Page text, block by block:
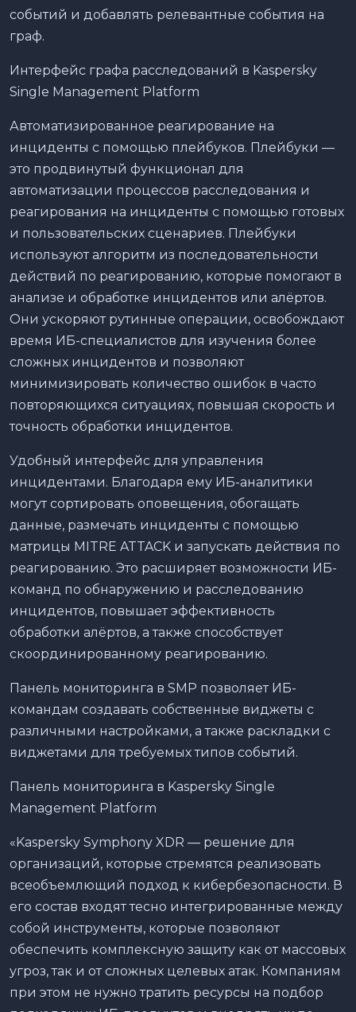
событий и добавлять релевантные события на
граф.
Интерфейс графа расследований в Kaspersky
Single Management Platform
Автоматизированное реагирование на
инциденты с помощью плейбуков. Плейбуки —
это продвинутый функционал для
автоматизации процессов расследования и
реагирования на инциденты с помощью готовых
и пользовательских сценариев. Плейбуки
используют алгоритм из последовательности
действий по реагированию, которые помогают в
анализе и обработке инцидентов или алёртов.
Они ускоряют рутинные операции, освобождают
время ИБ-специалистов для изучения более
сложных инцидентов и позволяют
минимизировать количество ошибок в часто
повторяющихся ситуациях, повышая скорость и
точность обработки инцидентов.
Удобный интерфейс для управления
инцидентами. Благодаря ему ИБ-аналитики
могут сортировать оповещения, обогащать
данные, размечать инциденты с помощью
матрицы MITRE ATTACK и запускать действия по
реагированию. Это расширяет возможности ИБ-
команд по обнаружению и расследованию
инцидентов, повышает эффективность
обработки алёртов, а также способствует
скоординированному реагированию.
Панель мониторинга в SMP позволяет ИБ-
командам создавать собственные виджеты с
различными настройками, а также раскладки с
виджетами для требуемых типов событий.
Панель мониторинга в Kaspersky Single
Management Platform
«Kaspersky Symphony XDR — решение для
организаций, которые стремятся реализовать
всеобъемлющий подход к кибербезопасности. В
его состав входят тесно интегрированные между
собой инструменты, которые позволяют
обеспечить комплексную защиту как от массовых
угроз, так и от сложных целевых атак. Компаниям
при этом не нужно тратить ресурсы на подбор